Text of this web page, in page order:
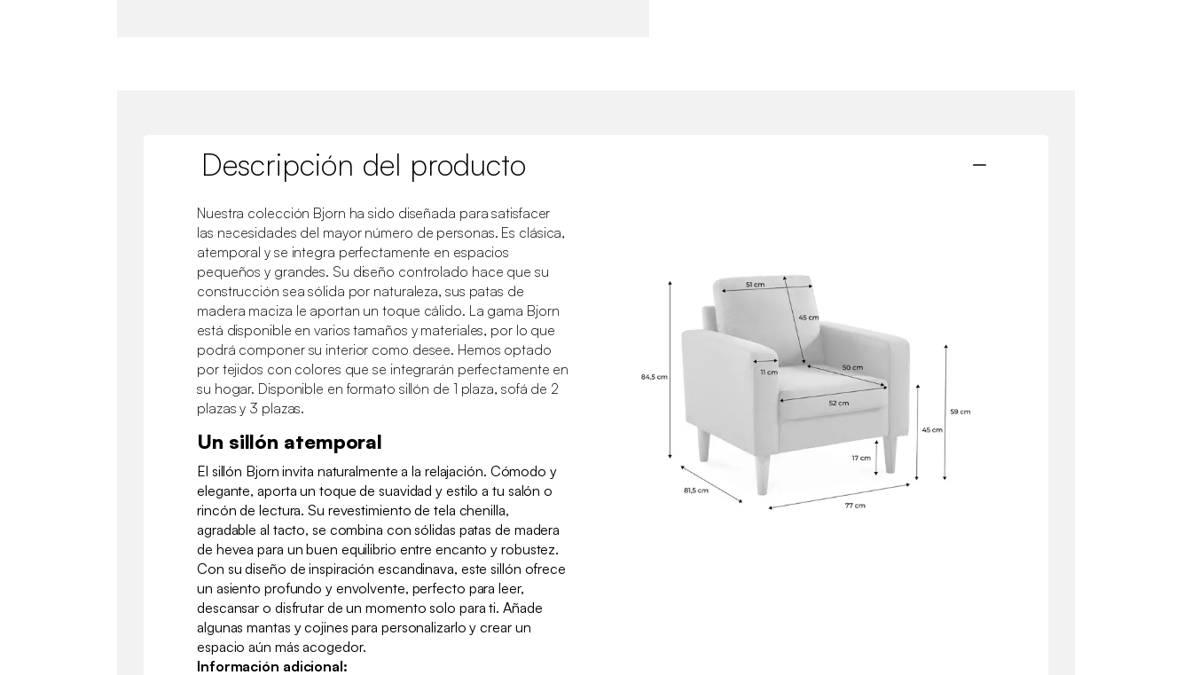
Descripción del producto
Nuestra colección Bjorn ha sido diseñada para satisfacer
las necesidades del mayor número de personas. Es clásica,
atemporal y se integra perfectamente en espacios
pequeños y grandes. Su diseño controlado hace que su
construcción sea sólida por naturaleza, sus patas de
madera maciza le aportan un toque cálido. La gama Bjorn
está disponible en varios tamaños y materiales, por lo que
podrá componer su interior como desee. Hemos optado
por tejidos con colores que se integrarán perfectamente en
su hogar. Disponible en formato sillón de 1 plaza, sofá de 2
plazas y 3 plazas.
Un sillón atemporal
El sillón Bjorn invita naturalmente a la relajación. Cómodo y
elegante, aporta un toque de suavidad y estilo a tu salón o
rincón de lectura. Su revestimiento de tela chenilla,
agradable al tacto, se combina con sólidas patas de madera
de hevea para un buen equilibrio entre encanto y robustez.
Con su diseño de inspiración escandinava, este sillón ofrece
un asiento profundo y envolvente, perfecto para leer,
descansar o disfrutar de un momento solo para ti. Añade
algunas mantas y cojines para personalizarlo y crear un
espacio aún más acogedor.
Información adicional: